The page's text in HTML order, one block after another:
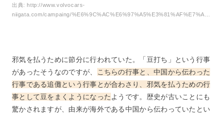
出典:http://www.volvocars-
niigata.com/campaing/%E6%9C%AC%E6%97%A5%E3%81%AF%E7%AF%80%E5%88%86/
邪気を払うために節分に行われていた。「豆打ち」という行事
があったそうなのですが、
こちらの行事と、中国から伝わった
行事である追儺という行事とが合わさり、邪気を払うための行
事として豆をまくようになった ようです。歴史が古いことにも
驚かされますが、由来が海外である中国から伝わっていたとい